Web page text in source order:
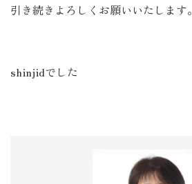
引き続きよろしくお願いいたします。
shinjidでした